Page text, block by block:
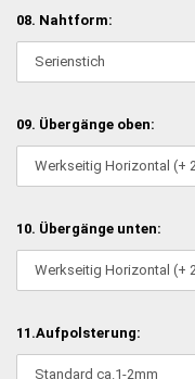
08. Nahtform:
09. Übergänge oben:
10. Übergänge unten:
11.Aufpolsterung: